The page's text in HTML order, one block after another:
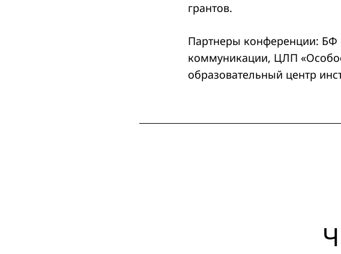
грантов.
Партнеры конференции: БФ
коммуникации, ЦЛП
образовательный центр